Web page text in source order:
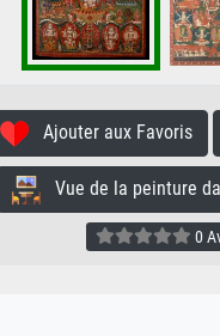
Ajouter aux Favoris
Vue de la peinture
0